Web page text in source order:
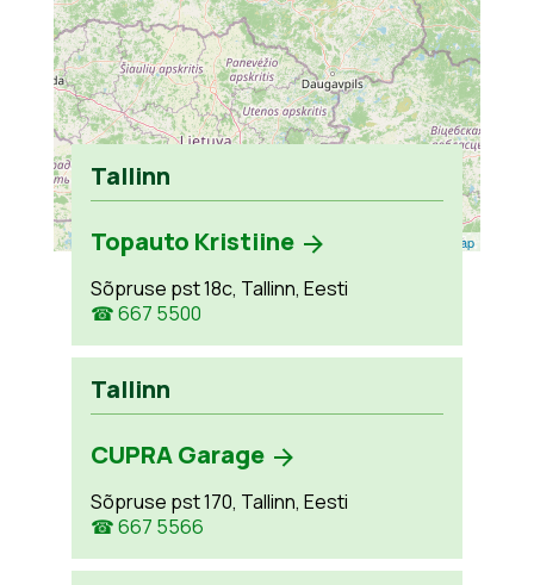
Leaflet OpenStreetMap
Tallinn
Topauto Kristiine
Sõpruse pst 18c, Tallinn, Eesti
☎ 667 5500
Tallinn
CUPRA Garage
Sõpruse pst 170, Tallinn, Eesti
☎ 667 5566